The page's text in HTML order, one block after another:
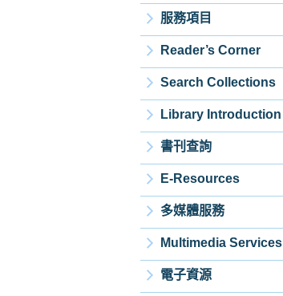
服務項目
Reader’s Corner
Search Collections
Library Introduction
書刊查詢
E-Resources
多媒體服務
Multimedia Services
電子資源